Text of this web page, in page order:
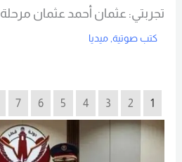
تجربتي: عثمان أحمد عثمان مرحلة 1
كتب صوتية, ميديا
1
2
3
4
5
6
7